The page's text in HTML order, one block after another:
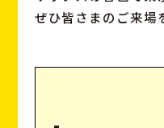
ぜひ皆さまのご来場